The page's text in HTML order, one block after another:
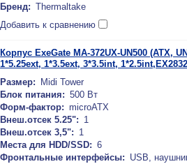
Бренд: Thermaltake
Добавить к сравнению
Корпус ExeGate MA-372UX-UN500 (ATX,
1*5.25ext, 1*3.5ext, 3*3.5int,
Размер:
Midi Tower
Блок питания: 500 Вт
Форм-фактор: microATX
Внеш.отсек 5.25": 1
Внеш.отсек 3,5": 1
Места для HDD/SSD: 6
Фронтальные интерфейсы: USB,